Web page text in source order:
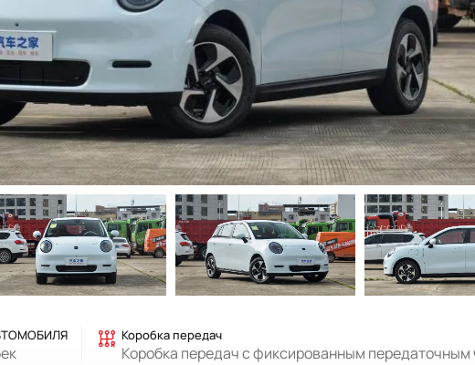
Коробка передач
Коробка передач с фиксированным передаточным